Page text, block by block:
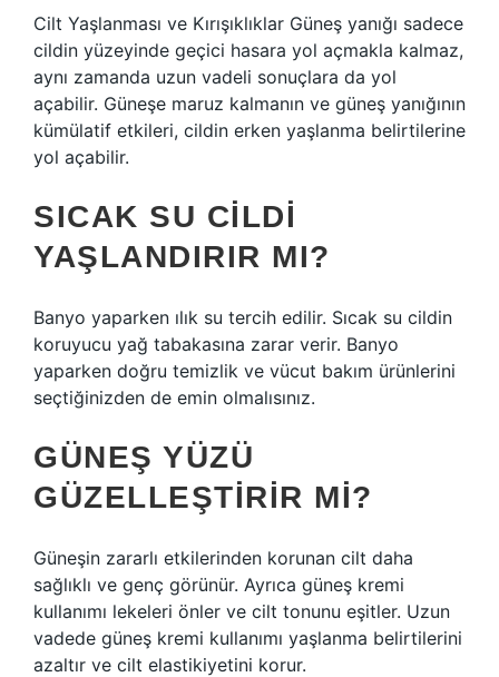
Cilt Yaşlanması ve Kırışıklıklar Güneş yanığı sadece
cildin yüzeyinde geçici hasara yol açmakla kalmaz,
aynı zamanda uzun vadeli sonuçlara da yol
açabilir. Güneşe maruz kalmanın ve güneş yanığının
kümülatif etkileri, cildin erken yaşlanma belirtilerine
yol açabilir.
SICAK SU CILDI
YAŞLANDIRIR MI?
Banyo yaparken ılık su tercih edilir. Sıcak su cildin
koruyucu yağ tabakasına zarar verir. Banyo
yaparken doğru temizlik ve vücut bakım ürünlerini
seçtiğinizden de emin olmalısınız.
GÜNEŞ YÜZÜ
GÜZELLEŞTIRIR MI?
Güneşin zararlı etkilerinden korunan cilt daha
sağlıklı ve genç görünür. Ayrıca güneş kremi
kullanımı lekeleri önler ve cilt tonunu eşitler. Uzun
vadede güneş kremi kullanımı yaşlanma belirtilerini
azaltır ve cilt elastikiyetini korur.